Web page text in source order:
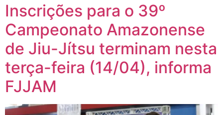
Inscrições para o 39º
Campeonato Amazonense
de Jiu-Jítsu terminam nesta
terça-feira (14/04), informa
FJJAM